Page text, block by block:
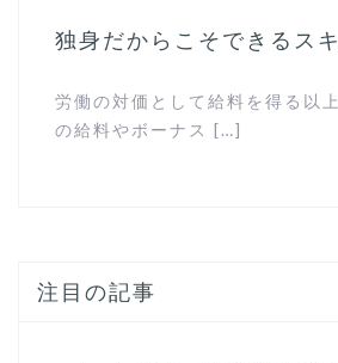
独身だからこそできるス
労働の対価として給料を得る以
の給料やボーナス […]
注目の記事